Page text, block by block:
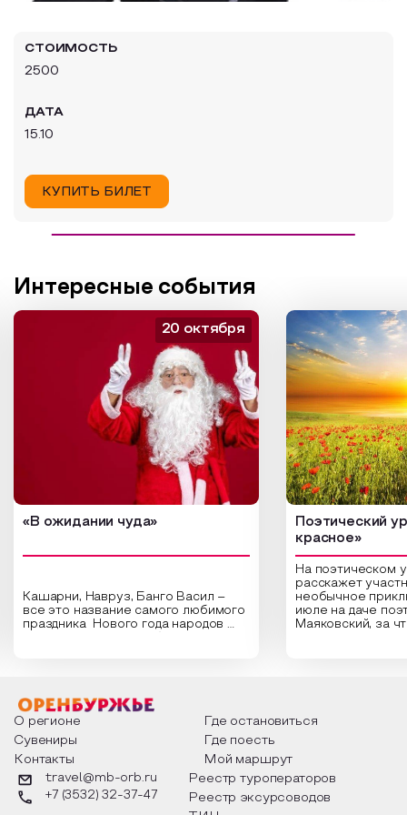
Все маршруты
СТОИМОСТЬ
2500
ДАТА
15.10
КУПИТЬ БИЛЕТ
Интересные события
«В ожидании чуда»
Кашарни, Навруз, Банго Васил –
все это название самого любимого
праздника Нового года народов
о том, как встречают новый год в
разных уголках страны, какие
обряды совершают на удачу и
благополучие, в чем схожи и
различаются традиции. Кто такой
Дед Мороз и откуда он пришел, как
его называют в разных уголках
страны и как появились елочные
20 октября
Поэтический
красное»
На поэтическом
расскажет
необычное
июле на даче
Маяковский, за
Твардовского и
каждой строчке
восхищение
яркому времени
О регионе
Где остановиться
Сувениры
Где поесть
Контакты
Мой маршрут
travel@mb-orb.ru
+7 (3532) 32-37-47
Реестр туроператоров
Реестр эксурсоводов